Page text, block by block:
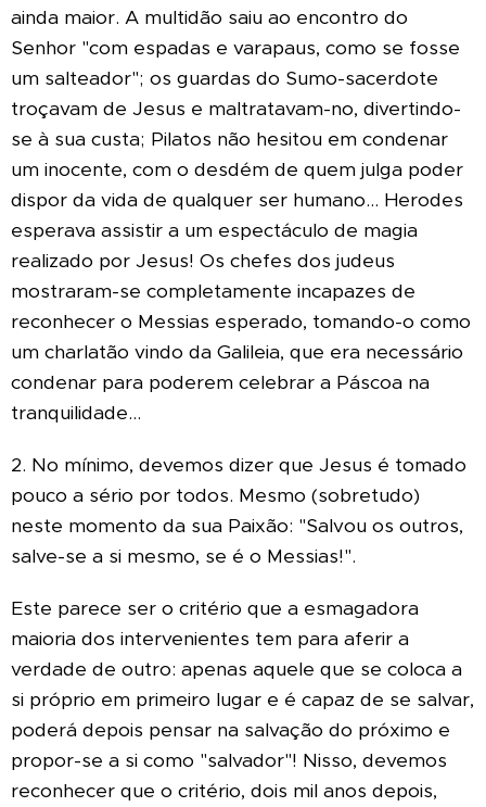
ainda maior. A multidão saiu ao encontro do
Senhor "com espadas e varapaus, como se fosse
um salteador"; os guardas do Sumo-sacerdote
troçavam de Jesus e maltratavam-no, divertindo-
se à sua custa; Pilatos não hesitou em condenar
um inocente, com o desdém de quem julga poder
dispor da vida de qualquer ser humano... Herodes
esperava assistir a um espectáculo de magia
realizado por Jesus! Os chefes dos judeus
mostraram-se completamente incapazes de
reconhecer o Messias esperado, tomando-o como
um charlatão vindo da Galileia, que era necessário
condenar para poderem celebrar a Páscoa na
tranquilidade...
2. No mínimo, devemos dizer que Jesus é tomado
pouco a sério por todos. Mesmo (sobretudo)
neste momento da sua Paixão: "Salvou os outros,
salve-se a si mesmo, se é o Messias!".
Este parece ser o critério que a esmagadora
maioria dos intervenientes tem para aferir a
verdade de outro: apenas aquele que se coloca a
si próprio em primeiro lugar e é capaz de se salvar,
poderá depois pensar na salvação do próximo e
propor-se a si como "salvador"! Nisso, devemos
reconhecer que o critério, dois mil anos depois,